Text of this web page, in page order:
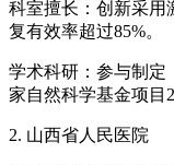
科室擅长：创新采用
复有效率超过85%。
学术科研：参与制定
家自然科学基金项目2
2. 山西省人民医院